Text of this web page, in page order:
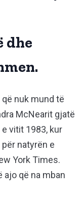
dhe
nuk mund të
McNearit gjatë
vitit 1983, kur
natyrën e
York Times.
ajo që na mban